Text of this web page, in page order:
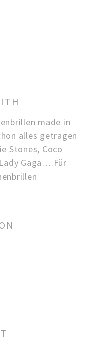
made in
alles getragen
Stones, Coco
Gaga….Für